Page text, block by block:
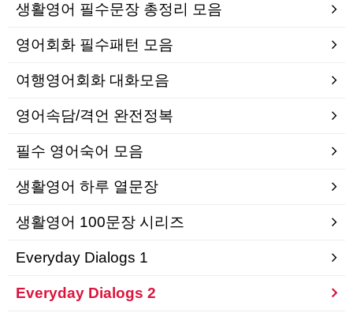
생활영어 필수문장 총정리 모음
영어회화 필수패턴 모음
여행영어회화 대화모음
영어속담/격언 완전정복
필수 영어숙어 모음
생활영어 하루 열문장
생활영어 100문장 시리즈
Everyday Dialogs 1
Everyday Dialogs 2